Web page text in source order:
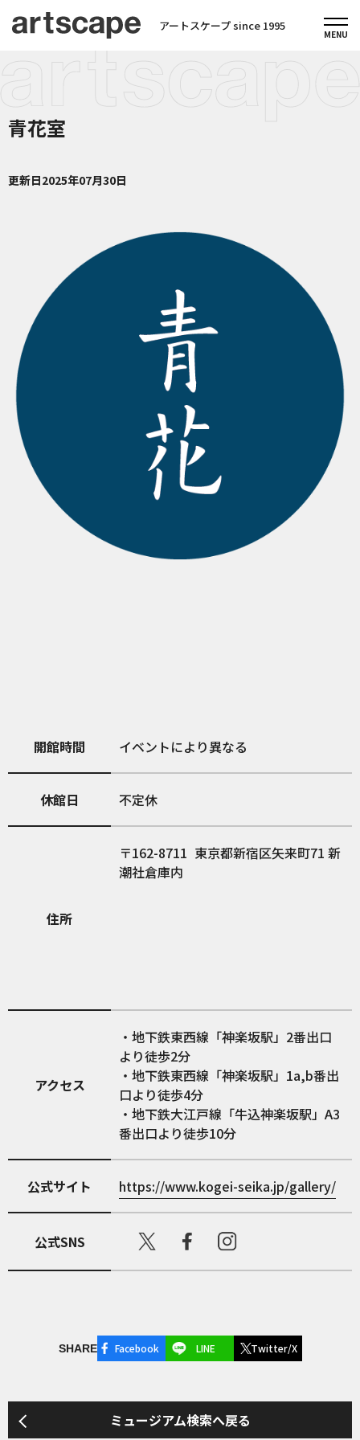
アートスケープ since 1995
青花室
更新日2025年07月30日
開館時間 イベントにより異なる
休館日 不定休
住所
162-8711 東京都新宿区矢来町71 新
潮社倉庫内
アクセス
・地下鉄東西線「神楽坂駅」2番出口
より徒歩2分
・地下鉄東西線「神楽坂駅」1a,b番出
口より徒歩4分
・地下鉄大江戸線「牛込神楽坂駅」A3
番出口より徒歩10分
公式サイト https://www.kogei-seika.jp/gallery/
公式SNS
SHARE Facebook LINE Twitter/X
ミュージアム検索へ戻る